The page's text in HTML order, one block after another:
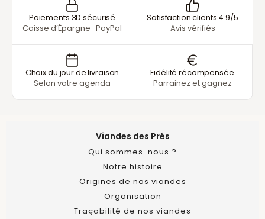
Paiements 3D sécurisé
Caisse d’Épargne · PayPal
Satisfaction clients 4.9/5
Avis vérifiés
Choix du jour de livraison
Selon votre agenda
Fidélité récompensée
Parrainez et gagnez
Viandes des Prés
Qui sommes-nous ?
Notre histoire
Origines de nos viandes
Organisation
Traçabilité de nos viandes